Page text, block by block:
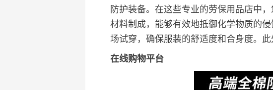
防护装备。在这些专业的劳保用品店中
材料制成，能够有效地抵御化学物质的
场试穿，确保服装的舒适度和合身度。
在线购物平台